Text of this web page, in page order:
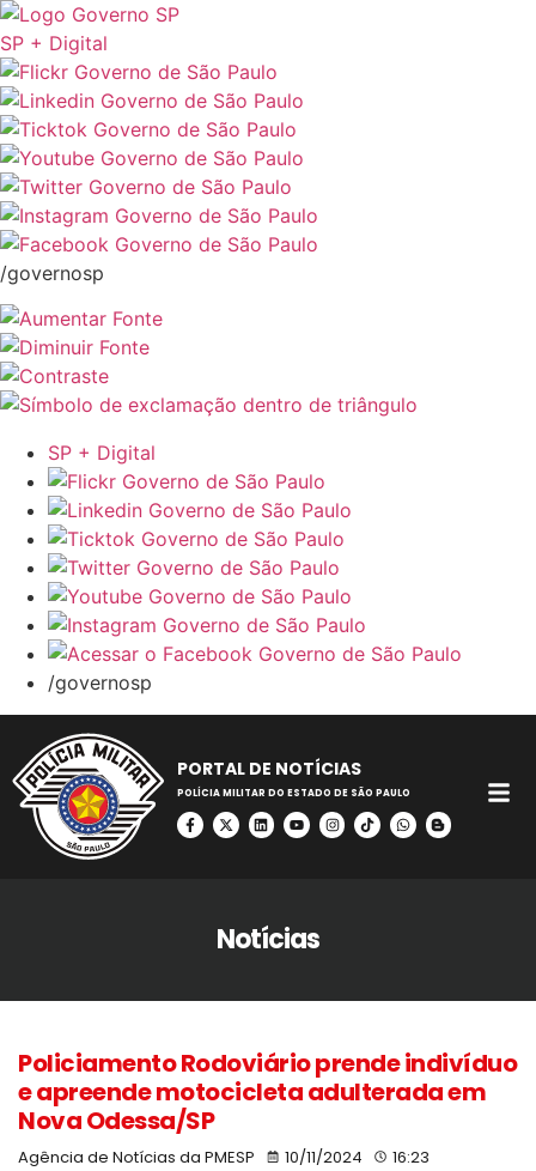
SP + Digital
/governosp
SP + Digital
/governosp
PORTAL DE NOTÍCIAS
POLÍCIA MILITAR DO ESTADO DE SÃO PAULO
Notícias
Policiamento Rodoviário prende indivíduo
e apreende motocicleta adulterada em
Nova Odessa/SP
Agência de Notícias da PMESP 10/11/2024 16:23